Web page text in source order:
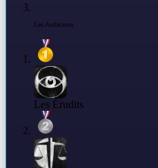
Les Audacieux
Les Érudits